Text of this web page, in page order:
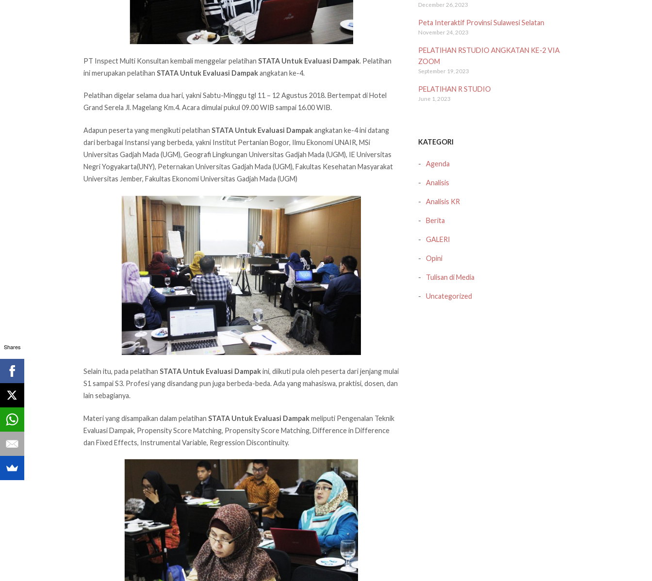
PT Inspect Multi Konsultan kembali menggelar pelatihan STATA Untuk Evaluasi Dampak. Pelatihan
ini merupakan pelatihan STATA Untuk Evaluasi Dampakangkatan ke-4.
Pelatihan digelar selama dua hari, yakni Sabtu-Minggu tgl 11 – 12 Agustus 2018. Bertempat di Hotel
Grand Serela Jl. Magelang Km.4. Acara dimulai pukul 09.00 WIB sampai 16.00 WIB.
Adapun peserta yang mengikuti pelatihan STATA Untuk Evaluasi Dampakangkatan ke-4 ini datang
dari berbagai Instansi yang berbeda, yakni Institut Pertanian Bogor, Ilmu Ekonomi UNAIR, MSi
Universitas Gadjah Mada (UGM), Geografi Lingkungan Universitas Gadjah Mada (UGM), IE Universitas
Negri Yogyakarta(UNY), Peternakan Universitas Gadjah Mada (UGM), Fakultas Kesehatan Masyarakat
Universitas Jember, Fakultas Ekonomi Universitas Gadjah Mada (UGM)
Selain itu, pada pelatihan STATA Untuk Evaluasi Dampakini, diikuti pula oleh peserta dari jenjang mulai
S1 sampai S3. Profesi yang disandang pun juga berbeda-beda. Ada yang mahasiswa, praktisi, dosen, dan
lain sebagianya.
Materi yang disampaikan dalam pelatihan STATA Untuk Evaluasi Dampakmeliputi Pengenalan Teknik
Evaluasi Dampak, Propensity Score Matching, Propensity Score Matching, Difference in Difference
dan Fixed Effects, Instrumental Variable, Regression Discontinuity.
December 26, 2023
Peta Interaktif Provinsi Sulawesi Selatan
November 24, 2023
PELATIHAN RSTUDIO ANGKATAN KE-2 VIA
ZOOM
September 19, 2023
PELATIHAN R STUDIO
June 1, 2023
KATEGORI
Agenda
Analisis
Analisis KR
Berita
GALERI
Opini
Tulisan di Media
Uncategorized
Shares